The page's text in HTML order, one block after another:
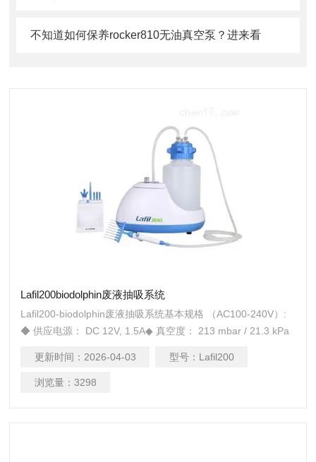
不知道如何保养rocker810无油真空泵？进来看
Lafil200biodolphin废液抽吸系统
Lafil200-biodolphin废液抽吸系统基本规格 （AC100-240V）:
◆ 供应电源： DC 12V, 1.5A◆ 真空度： 213 mbar / 21.3 kPa
液瓶: 4L PP瓶◆ 噪音值: 55 dB◆ 主机重量: 2.07 Kg
更新时间： 2026-04-03 型号： Lafil200
浏览量： 3298